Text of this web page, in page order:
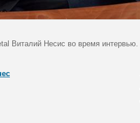
Виталий Несис во время интервью.